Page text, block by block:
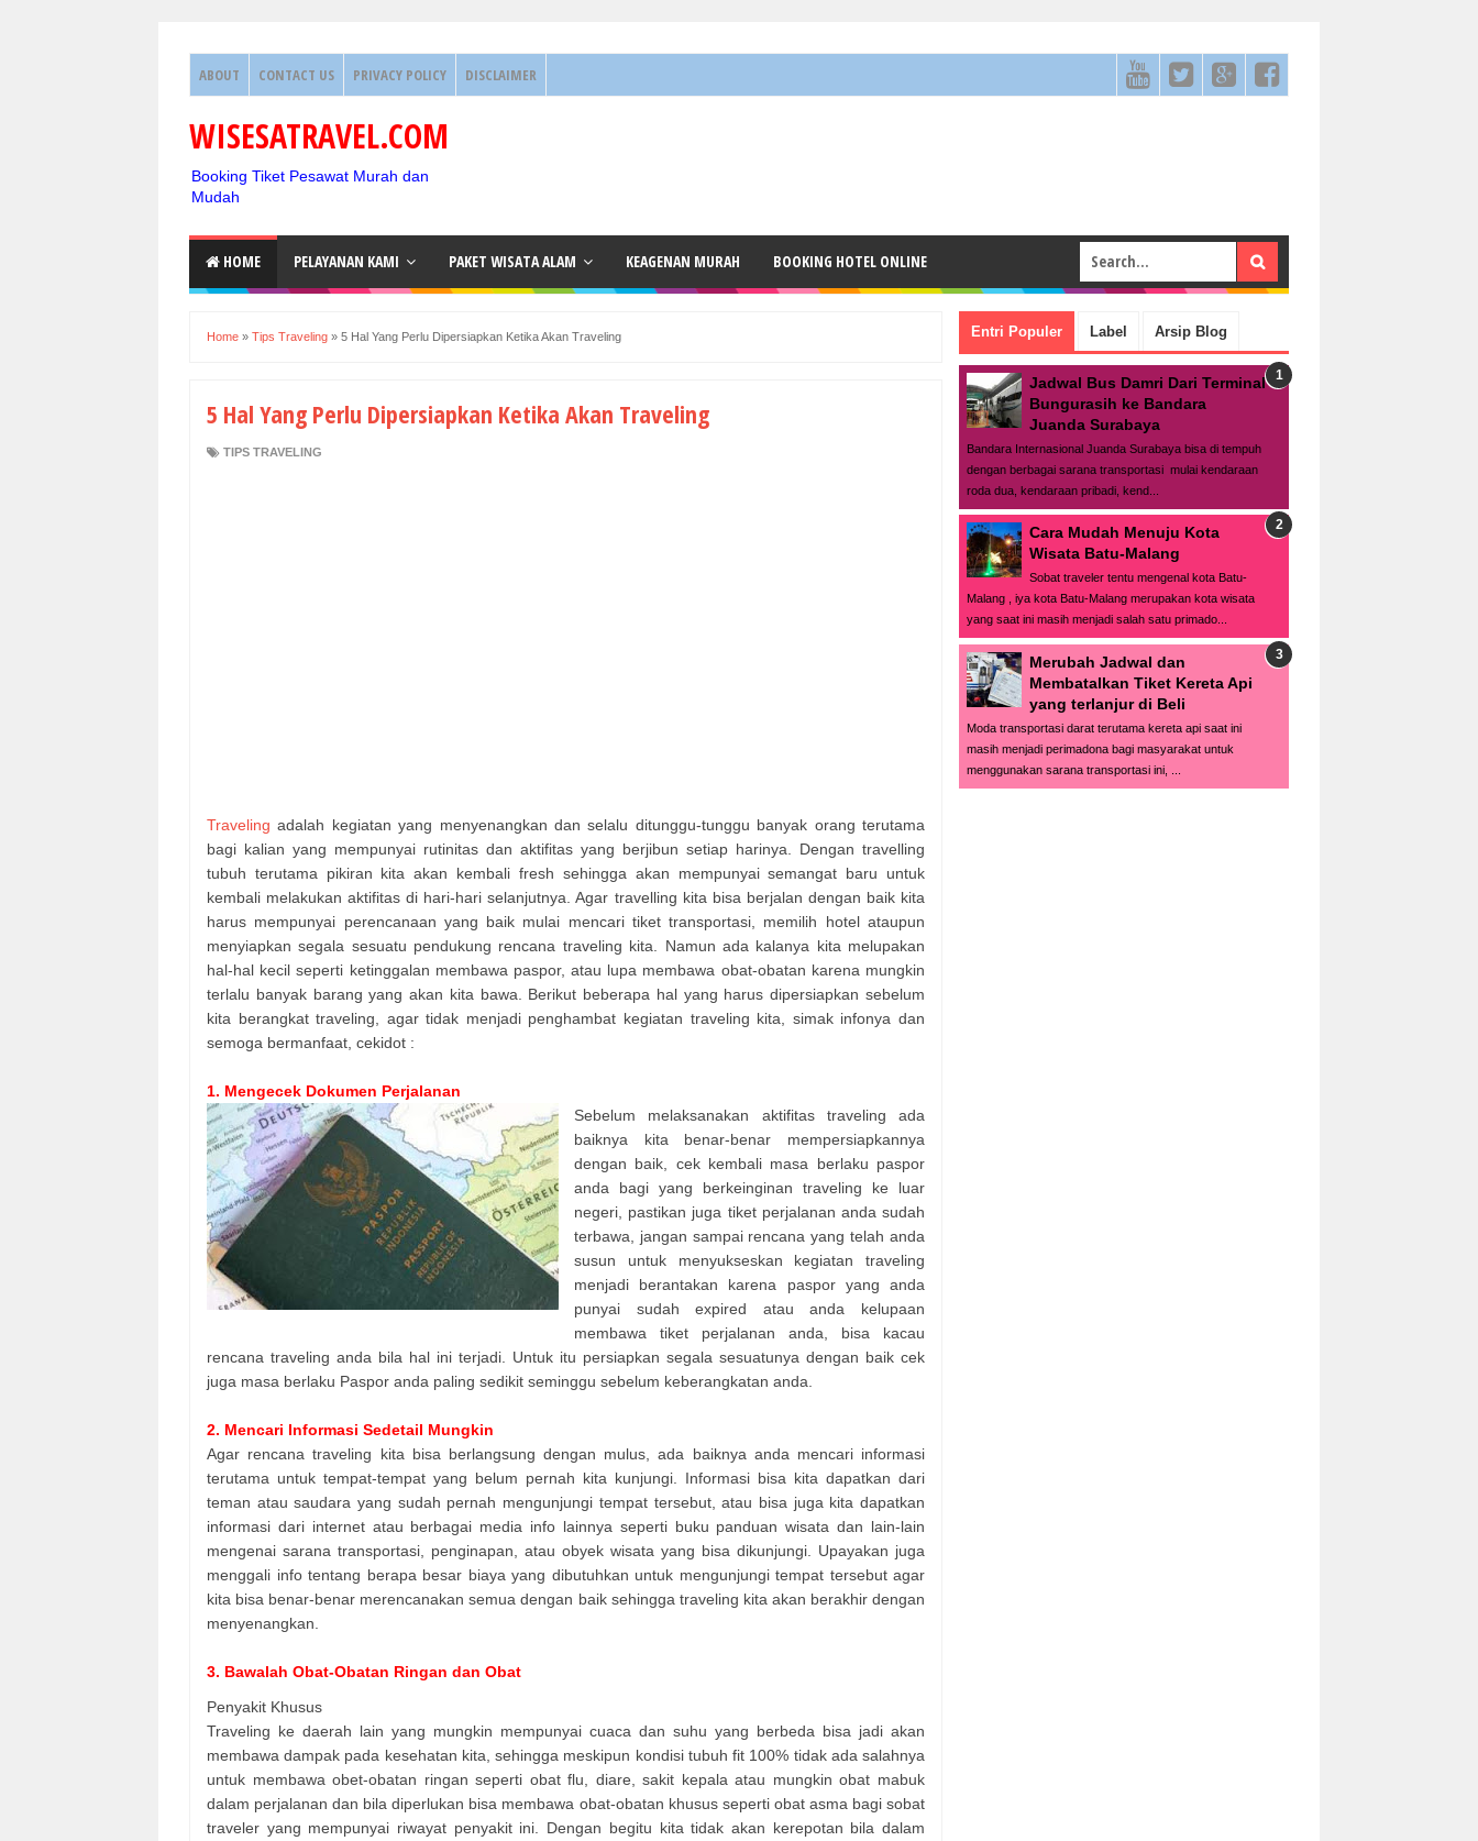
ABOUT CONTACT US PRIVACY POLICY DISCLAIMER
WISESATRAVEL.COM
Booking Tiket Pesawat Murah dan
Mudah
HOME PELAYANAN KAMI PAKET WISATA ALAM KEAGENAN MURAH BOOKING HOTEL ONLINE
Home » Tips Traveling » 5 Hal Yang Perlu Dipersiapkan Ketika Akan Traveling
5 Hal Yang Perlu Dipersiapkan Ketika Akan Traveling
TIPS TRAVELING
Traveling adalah kegiatan yang menyenangkan dan selalu ditunggu-tunggu banyak orang terutama
bagi kalian yang mempunyai rutinitas dan aktifitas yang berjibun setiap harinya. Dengan travelling
tubuh terutama pikiran kita akan kembali fresh sehingga akan mempunyai semangat baru untuk
kembali melakukan aktifitas di hari-hari selanjutnya. Agar travelling kita bisa berjalan dengan baik kita
harus mempunyai perencanaan yang baik mulai mencari tiket transportasi, memilih hotel ataupun
menyiapkan segala sesuatu pendukung rencana traveling kita. Namun ada kalanya kita melupakan
hal-hal kecil seperti ketinggalan membawa paspor, atau lupa membawa obat-obatan karena mungkin
terlalu banyak barang yang akan kita bawa. Berikut beberapa hal yang harus dipersiapkan sebelum
kita berangkat traveling, agar tidak menjadi penghambat kegiatan traveling kita, simak infonya dan
semoga bermanfaat, cekidot :
1. Mengecek Dokumen Perjalanan
Sebelum melaksanakan aktifitas traveling ada
baiknya kita benar-benar mempersiapkannya
dengan baik, cek kembali masa berlaku paspor
anda bagi yang berkeinginan traveling ke luar
negeri, pastikan juga tiket perjalanan anda sudah
terbawa, jangan sampai rencana yang telah anda
susun untuk menyukseskan kegiatan traveling
menjadi berantakan karena paspor yang anda
punyai sudah expired atau anda kelupaan
membawa tiket perjalanan anda, bisa kacau
rencana traveling anda bila hal ini terjadi. Untuk itu persiapkan segala sesuatunya dengan baik cek
juga masa berlaku Paspor anda paling sedikit seminggu sebelum keberangkatan anda.
2. Mencari Informasi Sedetail Mungkin
Agar rencana traveling kita bisa berlangsung dengan mulus, ada baiknya anda mencari informasi
terutama untuk tempat-tempat yang belum pernah kita kunjungi. Informasi bisa kita dapatkan dari
teman atau saudara yang sudah pernah mengunjungi tempat tersebut, atau bisa juga kita dapatkan
informasi dari internet atau berbagai media info lainnya seperti buku panduan wisata dan lain-lain
mengenai sarana transportasi, penginapan, atau obyek wisata yang bisa dikunjungi. Upayakan juga
menggali info tentang berapa besar biaya yang dibutuhkan untuk mengunjungi tempat tersebut agar
kita bisa benar-benar merencanakan semua dengan baik sehingga traveling kita akan berakhir dengan
menyenangkan.
3. Bawalah Obat-Obatan Ringan dan Obat
Penyakit Khusus
Traveling ke daerah lain yang mungkin mempunyai cuaca dan suhu yang berbeda bisa jadi akan
membawa dampak pada kesehatan kita, sehingga meskipun kondisi tubuh fit 100% tidak ada salahnya
untuk membawa obet-obatan ringan seperti obat flu, diare, sakit kepala atau mungkin obat mabuk
dalam perjalanan dan bila diperlukan bisa membawa obat-obatan khusus seperti obat asma bagi sobat
traveler yang mempunyai riwayat penyakit ini. Dengan begitu kita tidak akan kerepotan bila dalam
Entri Populer Label Arsip Blog
Jadwal Bus Damri Dari Terminal
Bungurasih ke Bandara
Juanda Surabaya
Bandara Internasional Juanda Surabaya bisa di tempuh
dengan berbagai sarana transportasi mulai kendaraan
roda dua, kendaraan pribadi, kend...
Cara Mudah Menuju Kota
Wisata Batu-Malang
Sobat traveler tentu mengenal kota Batu-
Malang , iya kota Batu-Malang merupakan kota wisata
yang saat ini masih menjadi salah satu primado...
Merubah Jadwal dan
Membatalkan Tiket Kereta Api
yang terlanjur di Beli
Moda transportasi darat terutama kereta api saat ini
masih menjadi perimadona bagi masyarakat untuk
menggunakan sarana transportasi ini, ...